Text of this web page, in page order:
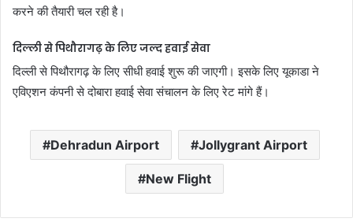
करने की तैयारी चल रही है।
दिल्ली से पिथौरागढ़ के लिए जल्द हवाई सेवा
दिल्ली से पिथौरागढ़ के लिए सीधी हवाई शुरू की जाएगी। इसके लिए यूकाडा ने
एविएशन कंपनी से दोबारा हवाई सेवा संचालन के लिए रेट मांगे हैं।
Dehradun Airport Jollygrant Airport
New Flight